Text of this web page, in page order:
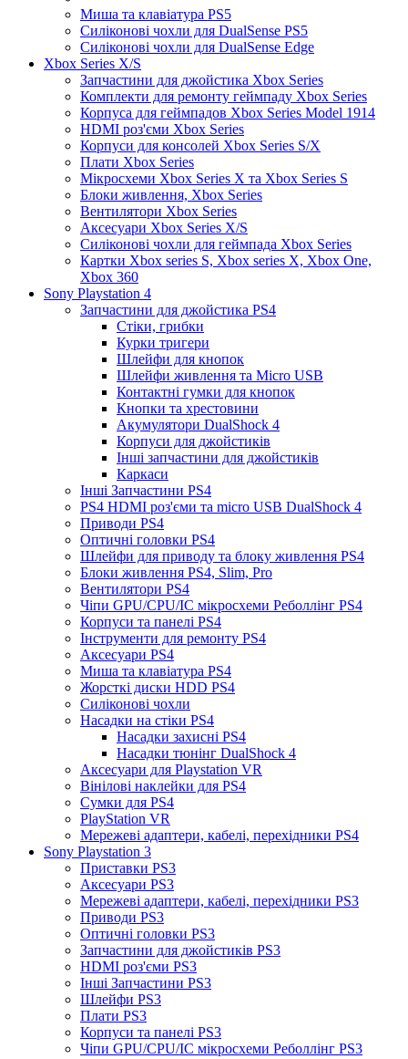
Миша та клавіатура PS5
Силіконові чохли для DualSense PS5
Силіконові чохли для DualSense Edge
Xbox Series X/S
Запчастини для джойстика Xbox Series
Комплекти для ремонту геймпаду Xbox Series
Корпуса для геймпадов Xbox Series Model 1914
HDMI роз'єми Xbox Series
Корпуси для консолей Xbox Series S/X
Плати Xbox Series
Мікросхеми Xbox Series X та Xbox Series S
Блоки живлення, Xbox Series
Вентилятори Xbox Series
Аксесуари Xbox Series X/S
Силіконові чохли для геймпада Xbox Series
Картки Xbox series S, Xbox series X, Xbox One,
Xbox 360
Sony Playstation 4
Запчастини для джойстика PS4
Стіки, грибки
Курки тригери
Шлейфи для кнопок
Шлейфи живлення та Micro USB
Контактні гумки для кнопок
Кнопки та хрестовини
Акумулятори DualShock 4
Корпуси для джойстиків
Інші запчастини для джойстиків
Каркаси
Інші Запчастини PS4
PS4 HDMI роз'єми та micro USB DualShock 4
Приводи PS4
Оптичні головки PS4
Шлейфи для приводу та блоку живлення PS4
Блоки живлення PS4, Slim, Pro
Вентилятори PS4
Чіпи GPU/CPU/IC мікросхеми Реболлінг PS4
Корпуси та панелі PS4
Інструменти для ремонту PS4
Аксесуари PS4
Миша та клавіатура PS4
Жорсткі диски HDD PS4
Силіконові чохли
Насадки на стіки PS4
Насадки захисні PS4
Насадки тюнінг DualShock 4
Аксесуари для Playstation VR
Вінілові наклейки для PS4
Сумки для PS4
PlayStation VR
Мережеві адаптери, кабелі, перехідники PS4
Sony Playstation 3
Приставки PS3
Аксесуари PS3
Мережеві адаптери, кабелі, перехідники PS3
Приводи PS3
Оптичні головки PS3
Запчастини для джойстиків PS3
HDMI роз'єми PS3
Інші Запчастини PS3
Шлейфи PS3
Плати PS3
Корпуси та панелі PS3
Чіпи GPU/CPU/IC мікросхеми Реболлінг PS3